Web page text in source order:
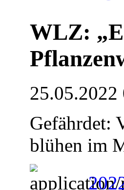
WLZ:
25.05.2022
Gefährdet:
blühen im